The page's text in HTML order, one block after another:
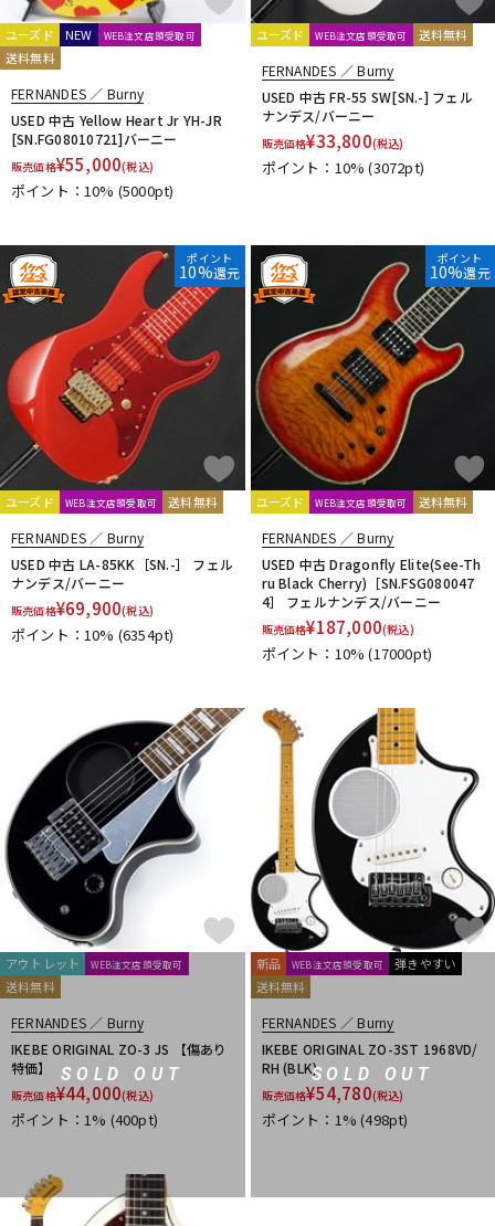
ユーズド NEW WEB注文店頭受取可
送料無料
FERNANDES ／ Burny
USED 中古 Yellow Heart Jr YH-JR
[SN.FG08010721]バーニー
販売価格¥55,000(税込)
ポイント：10% (5000pt)
ユーズド WEB注文店頭受取可 送料無料
FERNANDES ／ Burny
USED 中古 FR-55 SW[SN.-] フェル
ナンデス/バーニー
販売価格¥33,800(税込)
ポイント：10%(3072pt)
ポイント
10%還元
ユーズド WEB注文店頭受取可 送料無料
FERNANDES ／ Burny
USED 中古 LA-85KK［SN.-］ フェル
ナンデス/バーニー
販売価格¥69,900(税込)
ポイント：10% (6354pt)
ポイント
10%還元
ユーズド WEB注文店頭受取可 送料無料
FERNANDES ／ Burny
USED 中古 Dragonfly Elite(See-Th
ru Black Cherry)［SN.FSG080047
4］ フェルナンデス/バーニー
販売価格¥187,000(税込)
ポイント：10%(17000pt)
SOLD OUT
アウトレット WEB注文店頭受取可
送料無料
FERNANDES ／ Burny
IKEBE ORIGINAL ZO-3 JS 【傷あり
特価】
販売価格¥44,000(税込)
ポイント：1% (400pt)
SOLD OUT
新品 WEB注文店頭受取可
弾きやすい
送料無料
FERNANDES ／ Burny
IKEBE ORIGINAL ZO-3ST 1968VD/
RH (BLK)
販売価格¥54,780(税込)
ポイント：1%(498pt)